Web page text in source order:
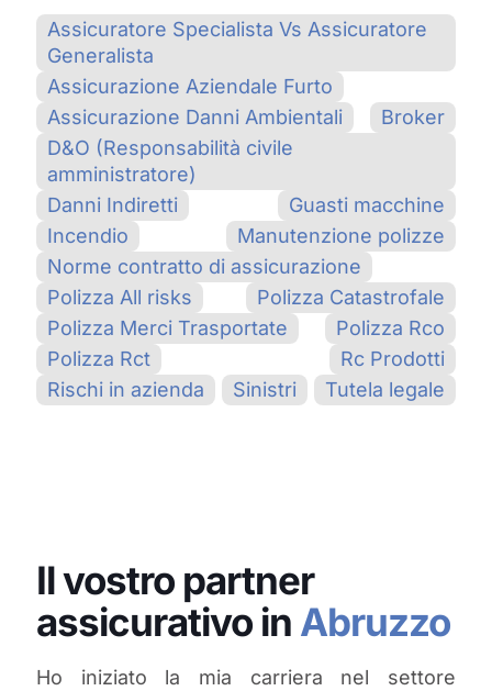
Assicuratore Specialista Vs Assicuratore
Generalista
Assicurazione Aziendale Furto
Assicurazione Danni Ambientali
Broker
D&O (Responsabilità civile
amministratore)
Danni Indiretti
Guasti macchine
Incendio
Manutenzione polizze
Norme contratto di assicurazione
Polizza All risks
Polizza Catastrofale
Polizza Merci Trasportate
Polizza Rco
Polizza Rct
Rc Prodotti
Rischi in azienda
Sinistri Tutela legale
Il vostro partner
assicurativo in Abruzzo
Ho iniziato la mia carriera nel settore